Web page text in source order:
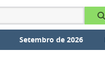
Setembro de 2026